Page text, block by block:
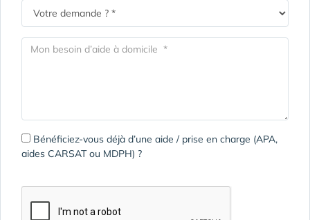
Bénéficiez-vous déjà d’une aide / prise en charge (APA,
aides CARSAT ou MDPH) ?